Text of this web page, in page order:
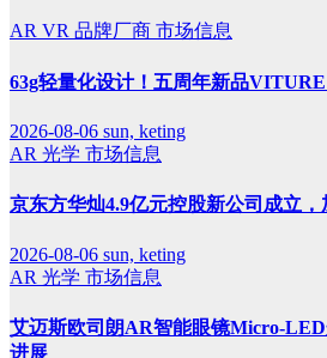
AR VR 品牌厂商 市场信息
63g轻量化设计！五周年新品
2026-08-06 sun, keting
AR 光学 市场信息
京东方华灿4.9亿元控股新公司成立
2026-08-06 sun, keting
AR 光学 市场信息
艾迈斯欧司朗AR智能眼镜Micro-
进展